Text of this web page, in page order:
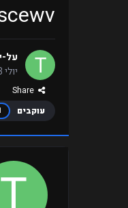
על-
יולי 23, 2025
עוקבים
הודעות:
הצטרף:
סטטוס:
Offline
נראהיולי